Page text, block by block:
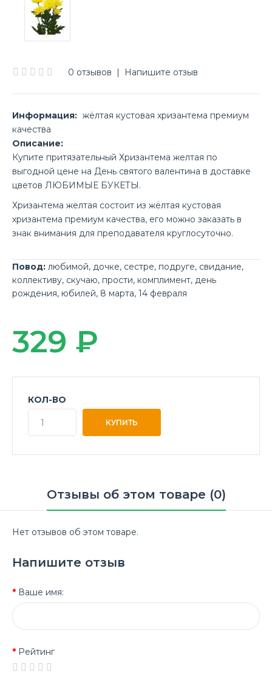
0 отзывов | Напишите отзыв
Информация: жёлтая кустовая хризантема премиум
качества
Описание:
Купите притязательный Хризантема желтая по
выгодной цене на День святого валентина в доставке
цветов ЛЮБИМЫЕ БУКЕТЫ.
Хризантема желтая состоит из жёлтая кустовая
хризантема премиум качества, его можно заказать в
знак внимания для преподавателя круглосуточно.
Повод: любимой, дочке, сестре, подруге, свидание,
коллективу, скучаю, прости, комплимент, день
рождения, юбилей, 8 марта, 14 февраля
329 ₽
КОЛ-ВО
Отзывы об этом товаре (0)
Нет отзывов об этом товаре.
Напишите отзыв
Ваше имя:
Рейтинг